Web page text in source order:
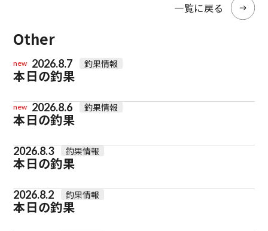
一覧に戻る
Other
new 2026.8.7 釣果情報
本日の釣果
new 2026.8.6 釣果情報
本日の釣果
2026.8.3 釣果情報
本日の釣果
2026.8.2 釣果情報
本日の釣果